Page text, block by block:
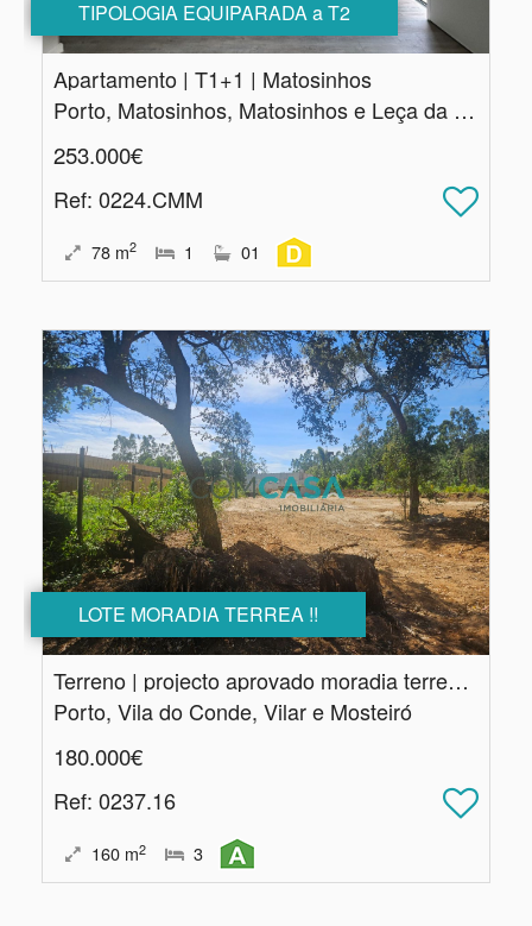
TIPOLOGIA EQUIPARADA a T2
Apartamento | T1+1 | Matosinhos
Porto, Matosinhos, Matosinhos e Leça da Palmeira
253.000€
Ref: 0224.CMM
78 m2 1 01
LOTE MORADIA TERREA !!
Terreno | projecto aprovado moradia terrea | Vila do Conde
Porto, Vila do Conde, Vilar e Mosteiró
180.000€
Ref: 0237.16
160 m2 3